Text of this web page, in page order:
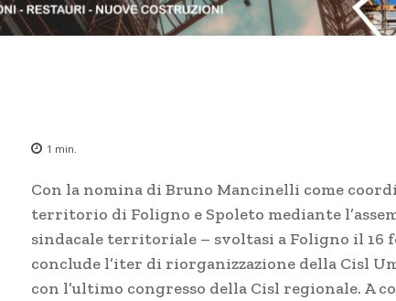
1 min.
Con la nomina di Bruno Mancinelli come
territorio di Foligno e Spoleto mediante
sindacale territoriale – svoltasi a Foligno il 16
conclude l’iter di riorganizzazione della Cisl
con l’ultimo congresso della Cisl regionale. A